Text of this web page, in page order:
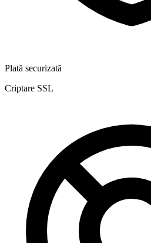
Plată securizată
Criptare SSL